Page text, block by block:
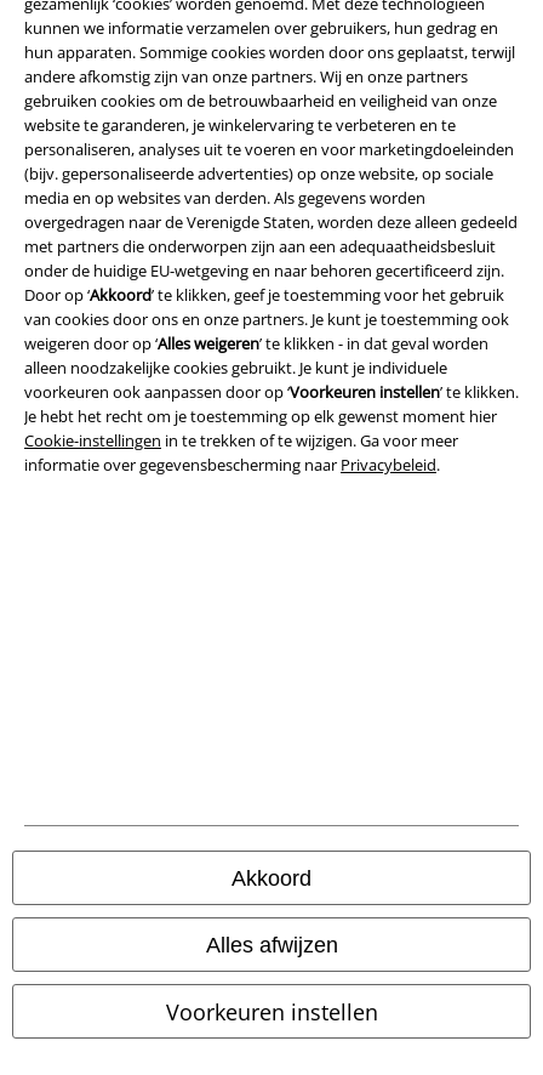
kunnen we informatie verzamelen over gebruikers, hun gedrag en
hun apparaten. Sommige cookies worden door ons geplaatst, terwijl
andere afkomstig zijn van onze partners. Wij en onze partners
gebruiken cookies om de betrouwbaarheid en veiligheid van onze
website te garanderen, je winkelervaring te verbeteren en te
personaliseren, analyses uit te voeren en voor marketingdoeleinden
(bijv. gepersonaliseerde advertenties) op onze website, op sociale
media en op websites van derden. Als gegevens worden
overgedragen naar de Verenigde Staten, worden deze alleen gedeeld
met partners die onderworpen zijn aan een adequaatheidsbesluit
onder de huidige EU-wetgeving en naar behoren gecertificeerd zijn.
Door op ‘Akkoord’ te klikken, geef je toestemming voor het gebruik
van cookies door ons en onze partners. Je kunt je toestemming ook
weigeren door op ‘Alles weigeren’ te klikken - in dat geval worden
alleen noodzakelijke cookies gebruikt. Je kunt je individuele
voorkeuren ook aanpassen door op ‘Voorkeuren instellen’ te klikken.
Je hebt het recht om je toestemming op elk gewenst moment hier
Cookie-instellingen in te trekken of te wijzigen. Ga voor meer
informatie over gegevensbescherming naar Privacybeleid.
Akkoord
Alles afwijzen
Voorkeuren instellen
Over Large
Partnerprogramma's
Duurzaamheid
Word lid van onze online community!
PostNL Pickup
large app
Download gratis de nieuwe large app en profiteer van alle nieuwe